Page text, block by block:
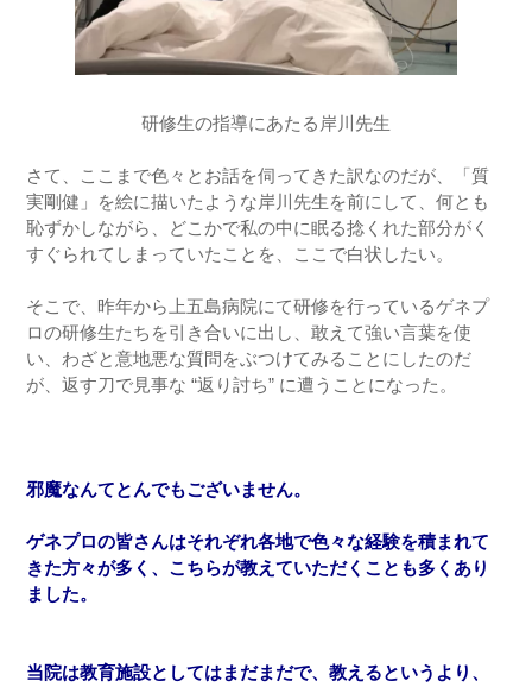
研修生の指導にあたる岸川先生
さて、ここまで色々とお話を伺ってきた訳なのだが、「質
実剛健」を絵に描いたような岸川先生を前にして、何とも
恥ずかしながら、どこかで私の中に眠る捻くれた部分がく
すぐられてしまっていたことを、ここで白状したい。
そこで、昨年から上五島病院にて研修を行っているゲネプ
ロの研修生たちを引き合いに出し、敢えて強い言葉を使
い、わざと意地悪な質問をぶつけてみることにしたのだ
が、返す刀で見事な “返り討ち” に遭うことになった。
邪魔なんてとんでもございません。
ゲネプロの皆さんはそれぞれ各地で色々な経験を積まれて
きた方々が多く、こちらが教えていただくことも多くあり
ました。
当院は教育施設としてはまだまだで、教えるというより、